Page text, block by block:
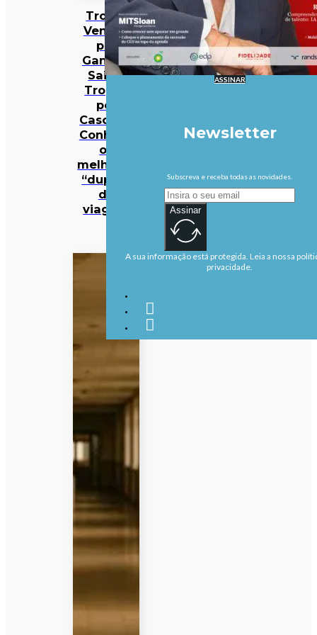
Trocar
Veneza
por
Gante e
Saint-
Tropez
por
Cascais?
Conheça
os
melhores
“dupes”
de
viagem
ASSINAR
Newsletter
Subscreva e receba todas as novidades.
Assinar
A sua informação está protegida. Leia a nossa
privacidade.